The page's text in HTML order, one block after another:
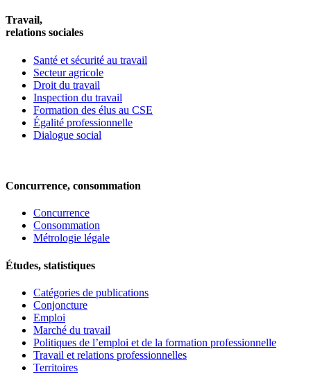
Travail,
relations sociales
Santé et sécurité au travail
Secteur agricole
Droit du travail
Inspection du travail
Formation des élus au CSE
Égalité professionnelle
Dialogue social
Concurrence, consommation
Concurrence
Consommation
Métrologie légale
Études, statistiques
Catégories de publications
Conjoncture
Emploi
Marché du travail
Politiques de l’emploi et de la formation professionnelle
Travail et relations professionnelles
Territoires